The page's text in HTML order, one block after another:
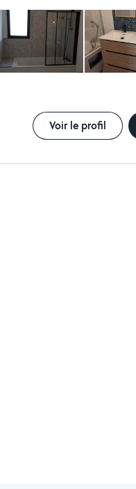
Voir le profil